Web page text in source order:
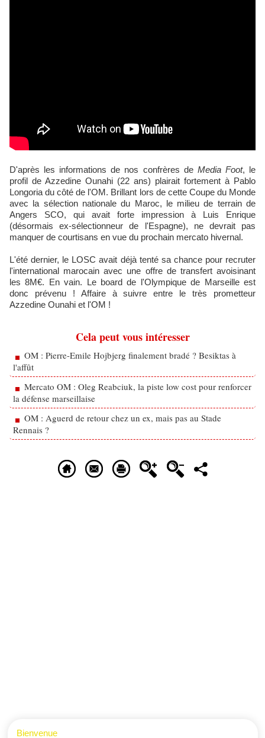
D'après les informations de nos confrères de Media Foot, le
profil de Azzedine Ounahi (22 ans) plairait fortement à Pablo
Longoria du côté de l'OM. Brillant lors de cette Coupe du Monde
avec la sélection nationale du Maroc, le milieu de terrain de
Angers SCO, qui avait forte impression à Luis Enrique
(désormais ex-sélectionneur de l'Espagne), ne devrait pas
manquer de courtisans en vue du prochain mercato hivernal.
L'été dernier, le LOSC avait déjà tenté sa chance pour recruter
l'international marocain avec une offre de transfert avoisinant
les 8M€. En vain. Le board de l'Olympique de Marseille est
donc prévenu ! Affaire à suivre entre le très prometteur
Azzedine Ounahi et l'OM !
Cela peut vous intéresser
OM : Pierre-Emile Hojbjerg finalement bradé ? Besiktas à
l'affût
Mercato OM : Oleg Reabciuk, la piste low cost pour renforcer
la défense marseillaise
OM : Aguerd de retour chez un ex, mais pas au Stade
Rennais ?
Bienvenue